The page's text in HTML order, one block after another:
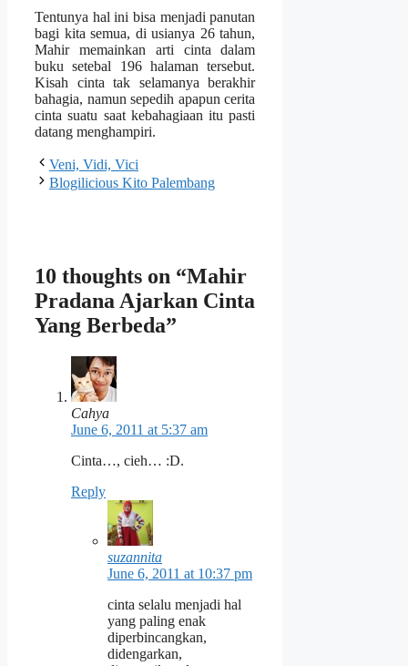
Tentunya hal ini bisa menjadi panutan
bagi kita semua, di usianya 26 tahun,
Mahir memainkan arti cinta dalam
buku setebal 196 halaman tersebut.
Kisah cinta tak selamanya berakhir
bahagia, namun sepedih apapun cerita
cinta suatu saat kebahagiaan itu pasti
datang menghampiri.
Veni, Vidi, Vici
Blogilicious Kito Palembang
10 thoughts on “Mahir
Pradana Ajarkan Cinta
Yang Berbeda”
Cahya
June 6, 2011 at 5:37 am
Cinta…, cieh… :D.
Reply
suzannita
June 6, 2011 at 10:37 pm
cinta selalu menjadi hal
yang paling enak
diperbincangkan,
didengarkan,